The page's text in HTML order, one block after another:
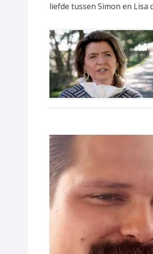
liefde tussen Simon en Lisa